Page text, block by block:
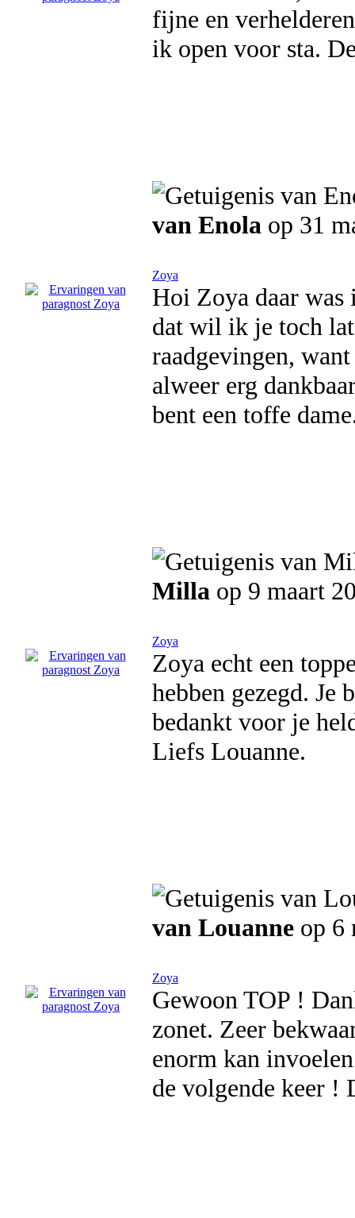
fijne en
ik open voor sta.
van Enola op 31
Zoya
Hoi Zoya daar was
dat wil ik je toch
raadgevingen,
alweer erg
bent een toffe
Milla op 9 maart
Zoya
Zoya echt een
hebben gezegd. Je
bedankt voor je
Liefs Louanne.
van Louanne op 6
Zoya
Gewoon TOP !
zonet. Zeer
enorm kan
de volgende keer !